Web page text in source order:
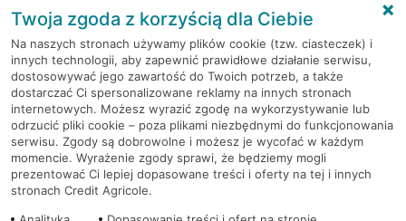
RODO
Regulamin serwisu
Mapa serwisu
PolitykaCookies
Twoja zgoda z korzyścią dla Ciebie
Na naszych stronach używamy plików cookie (tzw. ciasteczek) i
innych technologii, aby zapewnić prawidłowe działanie serwisu,
dostosowywać jego zawartość do Twoich potrzeb, a także
dostarczać Ci spersonalizowane reklamy na innych stronach
internetowych. Możesz wyrazić zgodę na wykorzystywanie lub
odrzucić pliki cookie – poza plikami niezbędnymi do funkcjonowania
serwisu. Zgody są dobrowolne i możesz je wycofać w każdym
momencie. Wyrażenie zgody sprawi, że będziemy mogli
prezentować Ci lepiej dopasowane treści i oferty na tej i innych
stronach Credit Agricole.